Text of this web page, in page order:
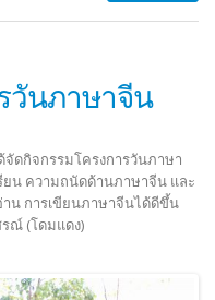
วันภาษาจีน
จัดกิจกรรมโครงการวันภาษา
ยน ความถนัดด้านภาษาจีน และ
าน การเขียนภาษาจีนได้ดีขึ้น
ณ์ (โดมแดง)